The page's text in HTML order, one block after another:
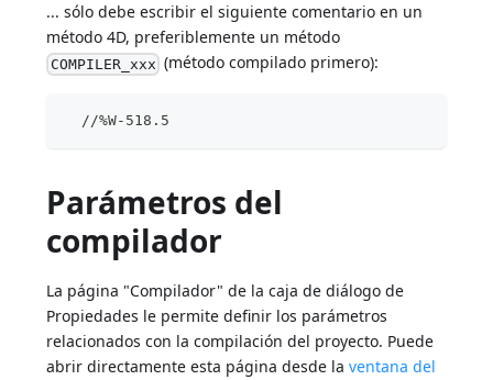
... sólo debe escribir el siguiente comentario en un
método 4D, preferiblemente un método
COMPILER_xxx (método compilado primero):
  //%W-518.5
Parámetros del
compilador
La página "Compilador" de la caja de diálogo de
Propiedades le permite definir los parámetros
relacionados con la compilación del proyecto. Puede
abrir directamente esta página desde laventana del